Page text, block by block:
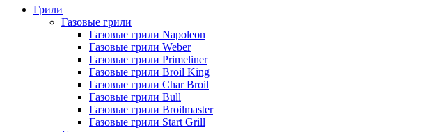
Грили
Газовые грили
Газовые грили Napoleon
Газовые грили Weber
Газовые грили Primeliner
Газовые грили Broil King
Газовые грили Char Broil
Газовые грили Bull
Газовые грили Broilmaster
Газовые грили Start Grill